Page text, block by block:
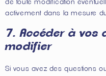
de toute modification
activement dans la mesure
7. Accéder à vos
modifier
Si vous avez des questions